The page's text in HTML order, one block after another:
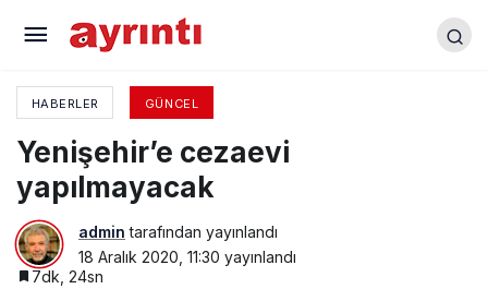
HABERLER GÜNCEL
Yenişehir’e cezaevi
yapılmayacak
admin tarafından yayınlandı
18 Aralık 2020, 11:30 yayınlandı
7dk, 24sn
Yarışmacılar ödüllerini aldı